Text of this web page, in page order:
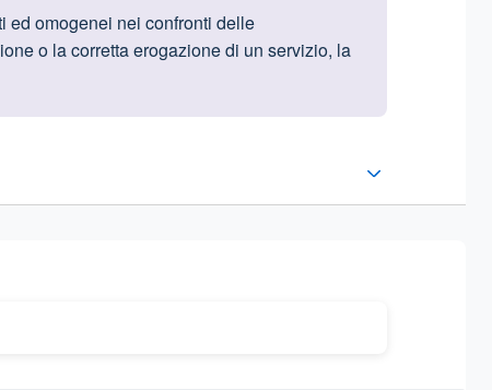
ed omogenei nei confronti delle
o la corretta erogazione di un servizio, la